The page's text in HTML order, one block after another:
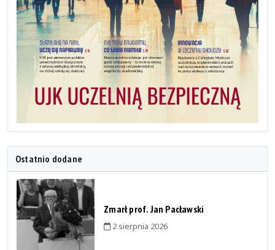
Ostatnio dodane
Zmarł prof. Jan Pacławski
2 sierpnia 2026